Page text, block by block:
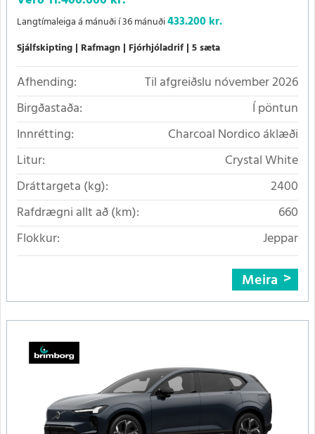
Langtímaleiga á mánuði í 36 mánuði433.200 kr.
Sjálfskipting Rafmagn Fjórhjóladrif 5 sæta
Afhending:
Til afgreiðslu nóvember 2026
Birgðastaða:
Í pöntun
Innrétting:
Charcoal Nordico áklæði
Litur:
Crystal White
Dráttargeta (kg):
2400
Rafdrægni allt að (km):
660
Flokkur:
Jeppar
Meira